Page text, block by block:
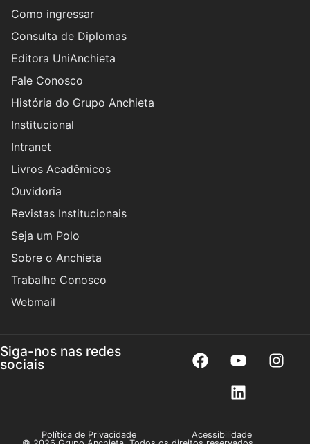
Como ingressar
Consulta de Diplomas
Editora UniAnchieta
Fale Conosco
História do Grupo Anchieta
Institucional
Intranet
Livros Acadêmicos
Ouvidoria
Revistas Institucionais
Seja um Polo
Sobre o Anchieta
Trabalhe Conosco
Webmail
Siga-nos nas redes
sociais
Política de Privacidade Acessibilidade